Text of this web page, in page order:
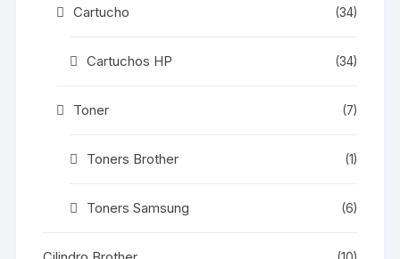
Cartucho (34)
Cartuchos HP (34)
Toner (7)
Toners Brother (1)
Toners Samsung (6)